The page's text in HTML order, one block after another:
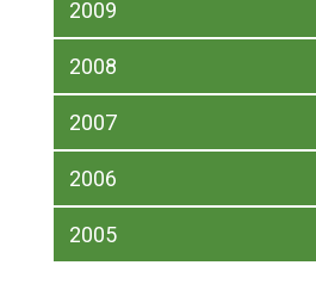
2009
2008
2007
2006
2005